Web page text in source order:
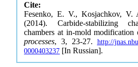
Cite:
Fesenko, E. V., Kosjachkov, V.
(2014). Carbide-stabilizing
chambers at in-mold modification
processes, 3, 23-27. http://
0000403237 [In Russian].